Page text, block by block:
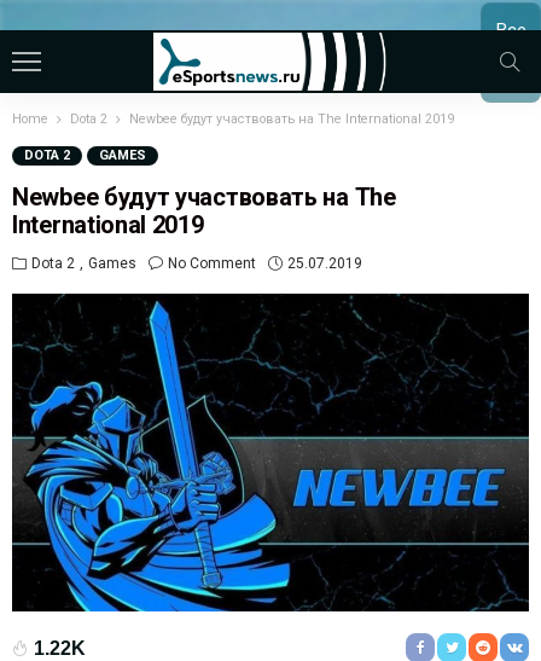
Все
МАТЧИ
Home Dota 2 Newbee будут участвовать на The International 2019
DOTA 2 GAMES
Newbee будут участвовать на The
International 2019
Dota 2 Games No Comment 25.07.2019
1.22K